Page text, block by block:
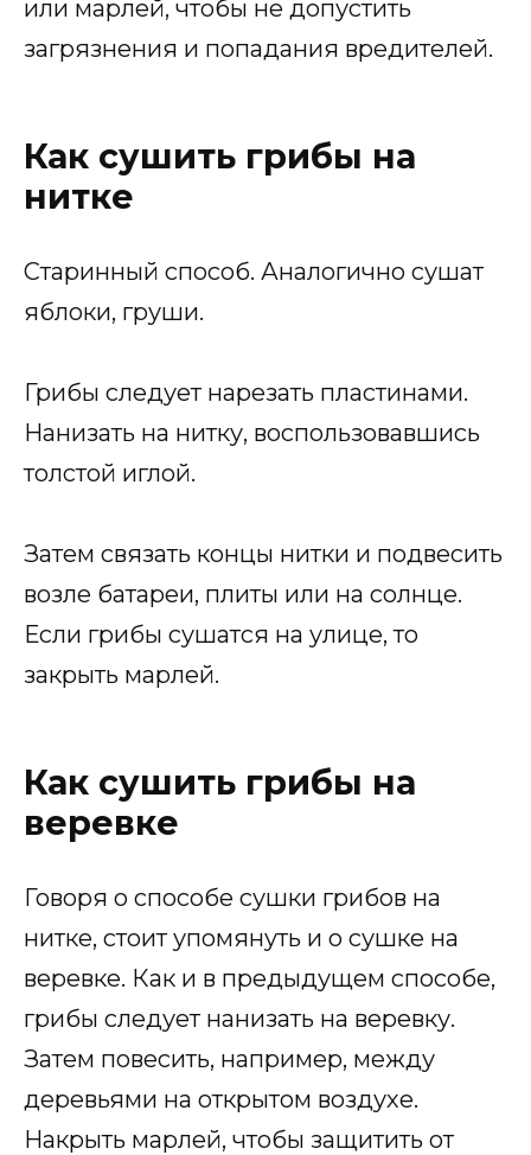
или марлей, чтобы не допустить
загрязнения и попадания вредителей.
Как сушить грибы на
нитке
Старинный способ. Аналогично сушат
яблоки, груши.
Грибы следует нарезать пластинами.
Нанизать на нитку, воспользовавшись
толстой иглой.
Затем связать концы нитки и подвесить
возле батареи, плиты или на солнце.
Если грибы сушатся на улице, то
закрыть марлей.
Как сушить грибы на
веревке
Говоря о способе сушки грибов на
нитке, стоит упомянуть и о сушке на
веревке. Как и в предыдущем способе,
грибы следует нанизать на веревку.
Затем повесить, например, между
деревьями на открытом воздухе.
Накрыть марлей, чтобы защитить от